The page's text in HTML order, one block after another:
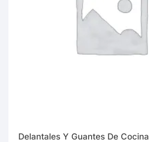
Delantales Y Guantes De Cocina